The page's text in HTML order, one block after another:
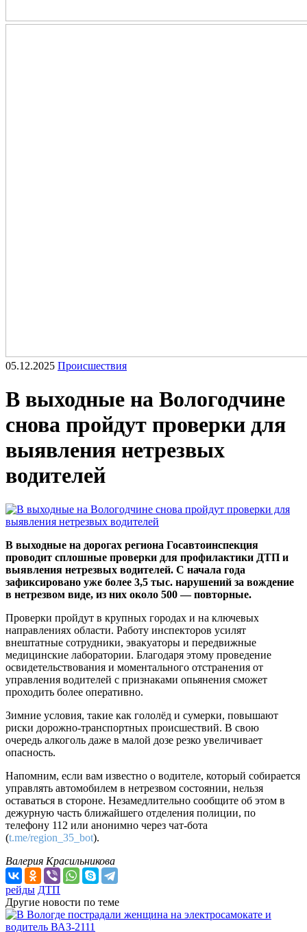
05.12.2025 Происшествия
В выходные на Вологодчине
снова пройдут проверки для
выявления нетрезвых
водителей
В выходные на дорогах региона Госавтоинспекция
проводит сплошные проверки для профилактики ДТП и
выявления нетрезвых водителей. С начала года
зафиксировано уже более 3,5 тыс. нарушений за вождение
в нетрезвом виде, из них около 500 — повторные.
Проверки пройдут в крупных городах и на ключевых
направлениях области. Работу инспекторов усилят
внештатные сотрудники, эвакуаторы и передвижные
медицинские лаборатории. Благодаря этому проведение
освидетельствования и моментального отстранения от
управления водителей с признаками опьянения сможет
проходить более оперативно.
Зимние условия, такие как гололёд и сумерки, повышают
риски дорожно-транспортных происшествий. В свою
очередь алкоголь даже в малой дозе резко увеличивает
опасность.
Напомним, если вам известно о водителе, который собирается
управлять автомобилем в нетрезвом состоянии, нельзя
оставаться в стороне. Незамедлительно сообщите об этом в
дежурную часть ближайшего отделения полиции, по
телефону 112 или анонимно через чат-бота
(t.me/region_35_bot).
Валерия Красильникова
рейды ДТП
Другие новости по теме